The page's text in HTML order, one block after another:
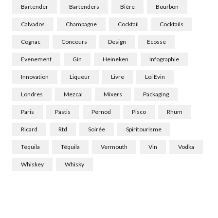
Bartender Bartenders Bière Bourbon
Calvados Champagne Cocktail Cocktails
Cognac Concours Design Ecosse
Evenement Gin Heineken Infographie
Innovation Liqueur Livre Loi Evin
Londres Mezcal Mixers Packaging
Paris Pastis Pernod Pisco Rhum
Ricard Rtd Soirée Spiritourisme
Tequila Téquila Vermouth Vin Vodka
Whiskey Whisky